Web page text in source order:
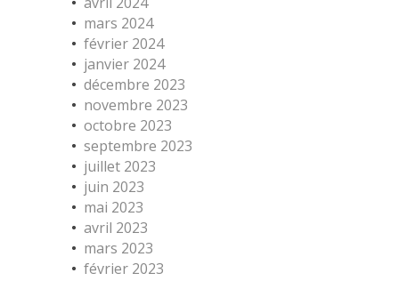
mars 2024
février 2024
janvier 2024
décembre 2023
novembre 2023
octobre 2023
septembre 2023
juillet 2023
juin 2023
mai 2023
avril 2023
mars 2023
février 2023